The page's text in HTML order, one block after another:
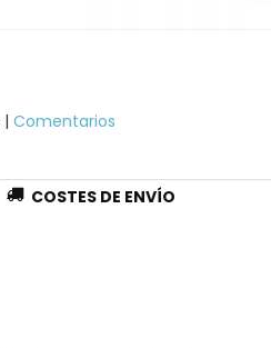
| Comentarios
COSTES DE ENVÍO